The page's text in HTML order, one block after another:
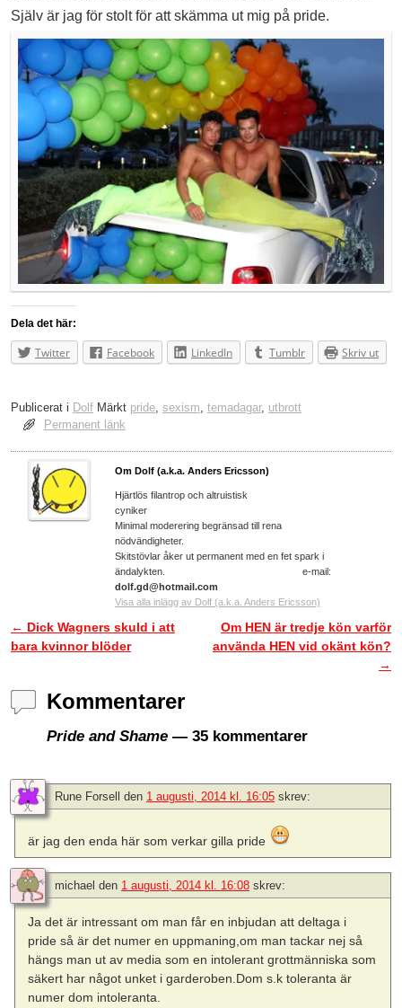
Själv är jag för stolt för att skämma ut mig på pride.
Dela det här:
Twitter Facebook LinkedIn Tumblr Skriv ut
Publicerat i Dolf Märkt pride sexism temadagar, utbrott
Permanent länk
Om Dolf (a.k.a. Anders Ericsson)
Hjärtlös filantrop och altruistisk
cyniker
Minimal moderering begränsad till rena
nödvändigheter.
Skitstövlar åker ut permanent med en fet spark i
ändalykten. e-mail:
dolf.gd@hotmail.com
Visa alla inlägg av Dolf (a.k.a. Anders Ericsson)
Inläggsnavigering
← Dick Wagners skuld i att
bara kvinnor blöder
Om HEN är tredje kön varför
använda HEN vid okänt kön?
→
Kommentarer
Pride and Shame — 35 kommentarer
Rune Forsell den 1 augusti, 2014 kl. 16:05 skrev:
är jag den enda här som verkar gilla pride
michael den 1 augusti, 2014 kl. 16:08 skrev:
Ja det är intressant om man får en inbjudan att deltaga i
pride så är det numer en uppmaning,om man tackar nej så
hängs man ut av media som en intolerant grottmänniska som
säkert har något unket i garderoben.Dom s.k toleranta är
numer dom intoleranta.